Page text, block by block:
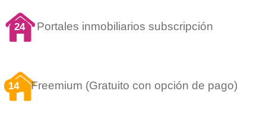
24 Portales inmobiliarios subscripción
14 Freemium (Gratuito con opción de pago)